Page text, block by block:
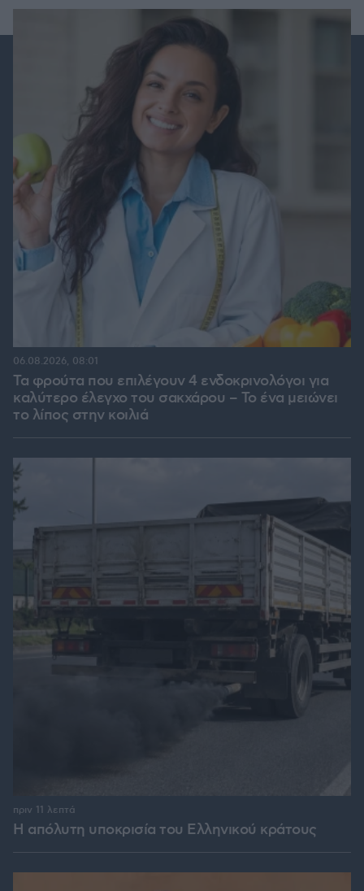
Τα φρούτα που επιλέγουν 4 ενδοκρινολόγοι για
καλύτερο έλεγχο του σακχάρου – Το ένα μειώνει
το λίπος στην κοιλιά
06.08.2026, 08:01
Η απόλυτη υποκρισία του Ελληνικού κράτους
πριν 11 λεπτά